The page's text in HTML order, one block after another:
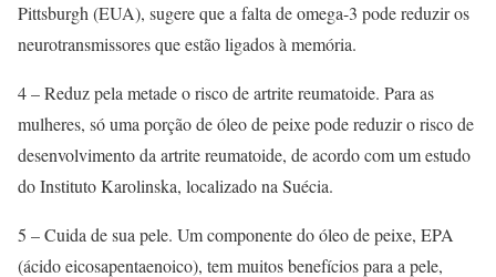
Pittsburgh (EUA), sugere que a falta de omega-3 pode reduzir os
neurotransmissores que estão ligados à memória.
4 – Reduz pela metade o risco de artrite reumatoide. Para as
mulheres, só uma porção de óleo de peixe pode reduzir o risco de
desenvolvimento da artrite reumatoide, de acordo com um estudo
do Instituto Karolinska, localizado na Suécia.
5 – Cuida de sua pele. Um componente do óleo de peixe, EPA
(ácido eicosapentaenoico), tem muitos benefícios para a pele,